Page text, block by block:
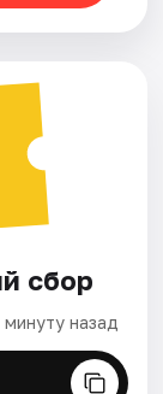
сбор
назад